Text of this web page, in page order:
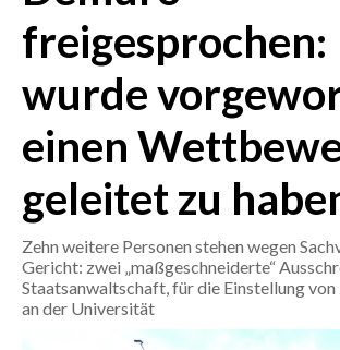
MONDO
POLITICA
ECONOMIA
SERVIZI ALLE IMPRESE
LAVORO
BANDI
SPORT IN SARDEGNA
freigesprochen:
wurde
einen
geleitet zu
Zehn weitere Personen stehen wegen
Gericht: zwei „maßgeschneiderte“
Staatsanwaltschaft, für die Einstellung von
an der Universität